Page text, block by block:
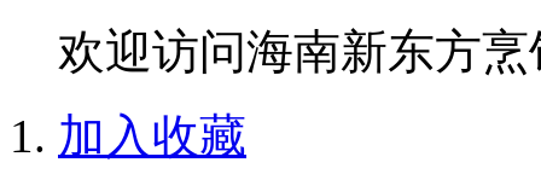
欢迎访问海南新东方
加入收藏